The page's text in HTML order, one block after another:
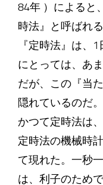
84年 ）によると
時法』と呼ばれる
『定時法』は、
にとっては、あ
だが、この『当
隠れているのだ。
かつて定時法は
定時法の機械時
て現れた。一秒
は、利子のためで